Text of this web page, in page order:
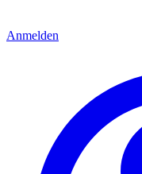
Anmelden